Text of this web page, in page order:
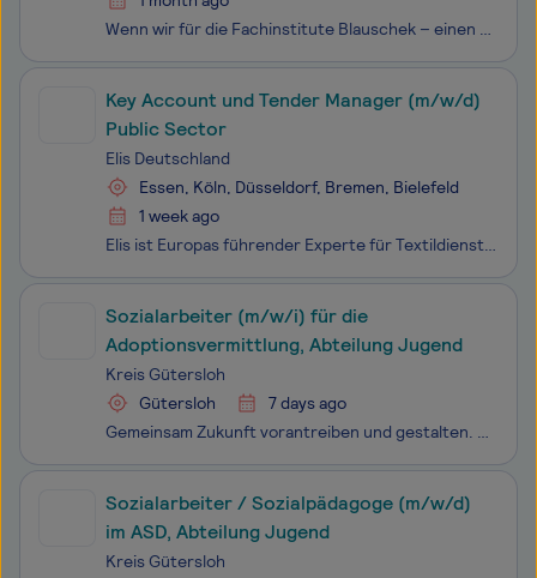
Wenn wir für die Fachinstitute Blauschek – einen Unternehmensverbund aus acht Jugendhilfeeinrichtungen und zwei Privatschulen – pädagogische Fachkräfte (m/w/d) in Voll- oder Teilzeit für den Gruppendienst in unseren Jugendhilfeeinrichtungen Schloss Varenholz in 32689 Kalletal, Gut Böddeken und Haus
Key Account und Tender Manager (m/w/d)
Public Sector
Elis Deutschland
Essen, Köln, Düsseldorf, Bremen, Bielefeld
1 week ago
Elis ist Europas führender Experte für Textil­dienst­leistungen. Mehr als 60.000 Menschen sorgen an 480 Stand­orten in 31 Ländern dafür, dass die textilen Versorgungs­konzepte von ca. 400.000 Kunden welt­weit laufen wie am Schnürchen. Eine Glanz­leistung unserer Mitarbeitenden, die unsere Hoch­achtu
Sozialarbeiter (m/w/i) für die
Adoptionsvermittlung, Abteilung Jugend
Kreis Gütersloh
Gütersloh
7 days ago
Gemeinsam Zukunft vorantreiben und gestalten. Schön, dass Sie sich für eine Karriere beim Kreis Gütersloh interessieren! Bei uns sind Sie Teil einer Gemeinschaft, die aus Liebe zum Kreis die Zukunft gestaltet und gemeinsam nach vorne schaut. Deshalb bietet sich in vielen unterschiedlichen Bereichen
Sozialarbeiter / Sozialpädagoge (m/w/d)
im ASD, Abteilung Jugend
Kreis Gütersloh